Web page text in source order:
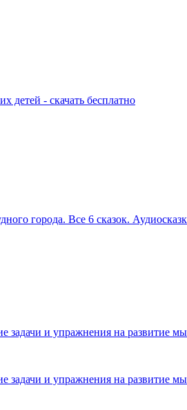
детей - скачать бесплатно
города. Все 6 сказок.
задачи и упражнения на развитие
задачи и упражнения на развитие